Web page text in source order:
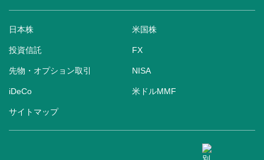
日本株 米国株
投資信託 FX
先物・オプション取引 NISA
iDeCo 米ドルMMF
サイトマップ